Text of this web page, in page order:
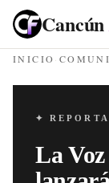
Cancún
INICIO·
✦
La